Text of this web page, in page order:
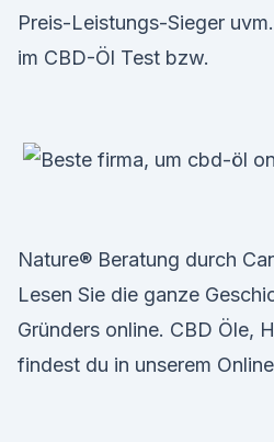
Preis-Leistungs-Sieger
im CBD-Öl Test bzw.
Nature® Beratung durch
Lesen Sie die ganze
Gründers online. CBD Öle,
findest du in unserem